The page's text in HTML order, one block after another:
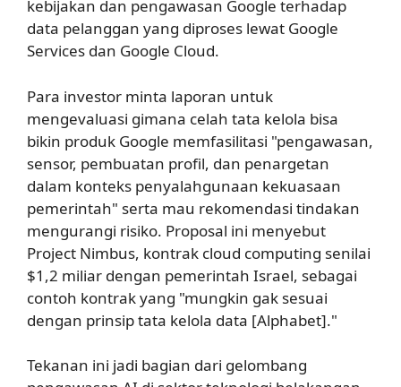
kebijakan dan pengawasan Google terhadap
data pelanggan yang diproses lewat Google
Services dan Google Cloud.
Para investor minta laporan untuk
mengevaluasi gimana celah tata kelola bisa
bikin produk Google memfasilitasi "pengawasan,
sensor, pembuatan profil, dan penargetan
dalam konteks penyalahgunaan kekuasaan
pemerintah" serta mau rekomendasi tindakan
mengurangi risiko. Proposal ini menyebut
Project Nimbus, kontrak cloud computing senilai
$1,2 miliar dengan pemerintah Israel, sebagai
contoh kontrak yang "mungkin gak sesuai
dengan prinsip tata kelola data [Alphabet]."
Tekanan ini jadi bagian dari gelombang